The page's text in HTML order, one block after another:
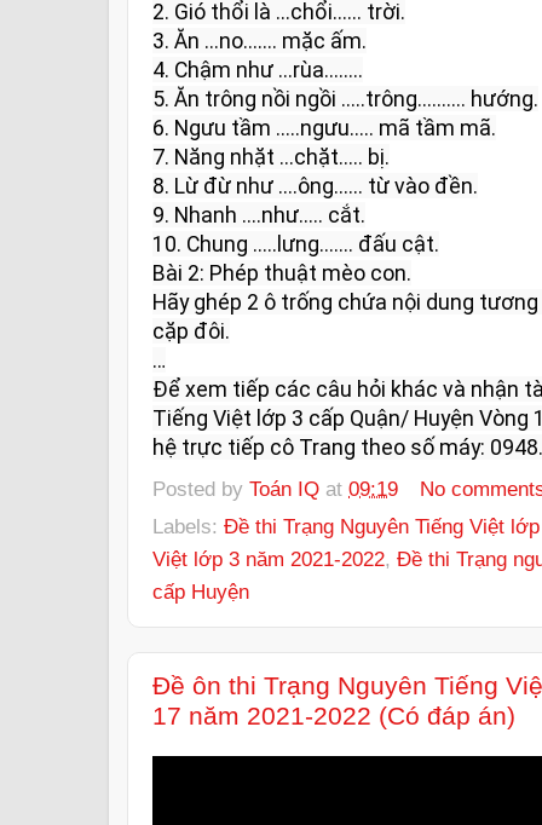
2. Gió thổi là ...chổi...... trời.
3. Ăn ...no....... mặc ấm.
4. Chậm như ...rùa........
5. Ăn trông nồi ngồi .....trông.......... hướng.
6. Ngưu tầm .....ngưu..... mã tầm mã.
7. Năng nhặt ...chặt..... bị.
8. Lừ đừ như ....ông...... từ vào đền.
9. Nhanh ....như..... cắt.
10. Chung .....lưng....... đấu cật.
Bài 2: Phép thuật mèo con.
Hãy ghép 2 ô trống chứa nội dung
cặp đôi.
…
Để xem tiếp các câu hỏi khác và nhận
Tiếng Việt lớp 3 cấp Quận/ Huyện Vòng
hệ trực tiếp cô Trang theo số máy:
Posted by Toán IQ at 09:19
No
Labels: Đề thi Trạng Nguyên Tiếng Việt
Việt lớp 3 năm 2021-2022, Đề thi Trạng
cấp Huyện
Đề ôn thi Trạng Nguyên Tiếng
17 năm 2021-2022 (Có đáp án)